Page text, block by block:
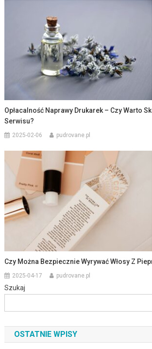
Opłacalność Naprawy Drukarek – Czy Warto
Serwisu?
2025-02-06 pudrovane.pl
Czy Można Bezpiecznie Wyrywać Włosy Z
2025-04-17 pudrovane.pl
Szukaj
OSTATNIE WPISY